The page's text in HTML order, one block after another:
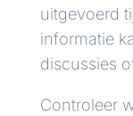
uitgevoerd
informatie
discussies
Controleer